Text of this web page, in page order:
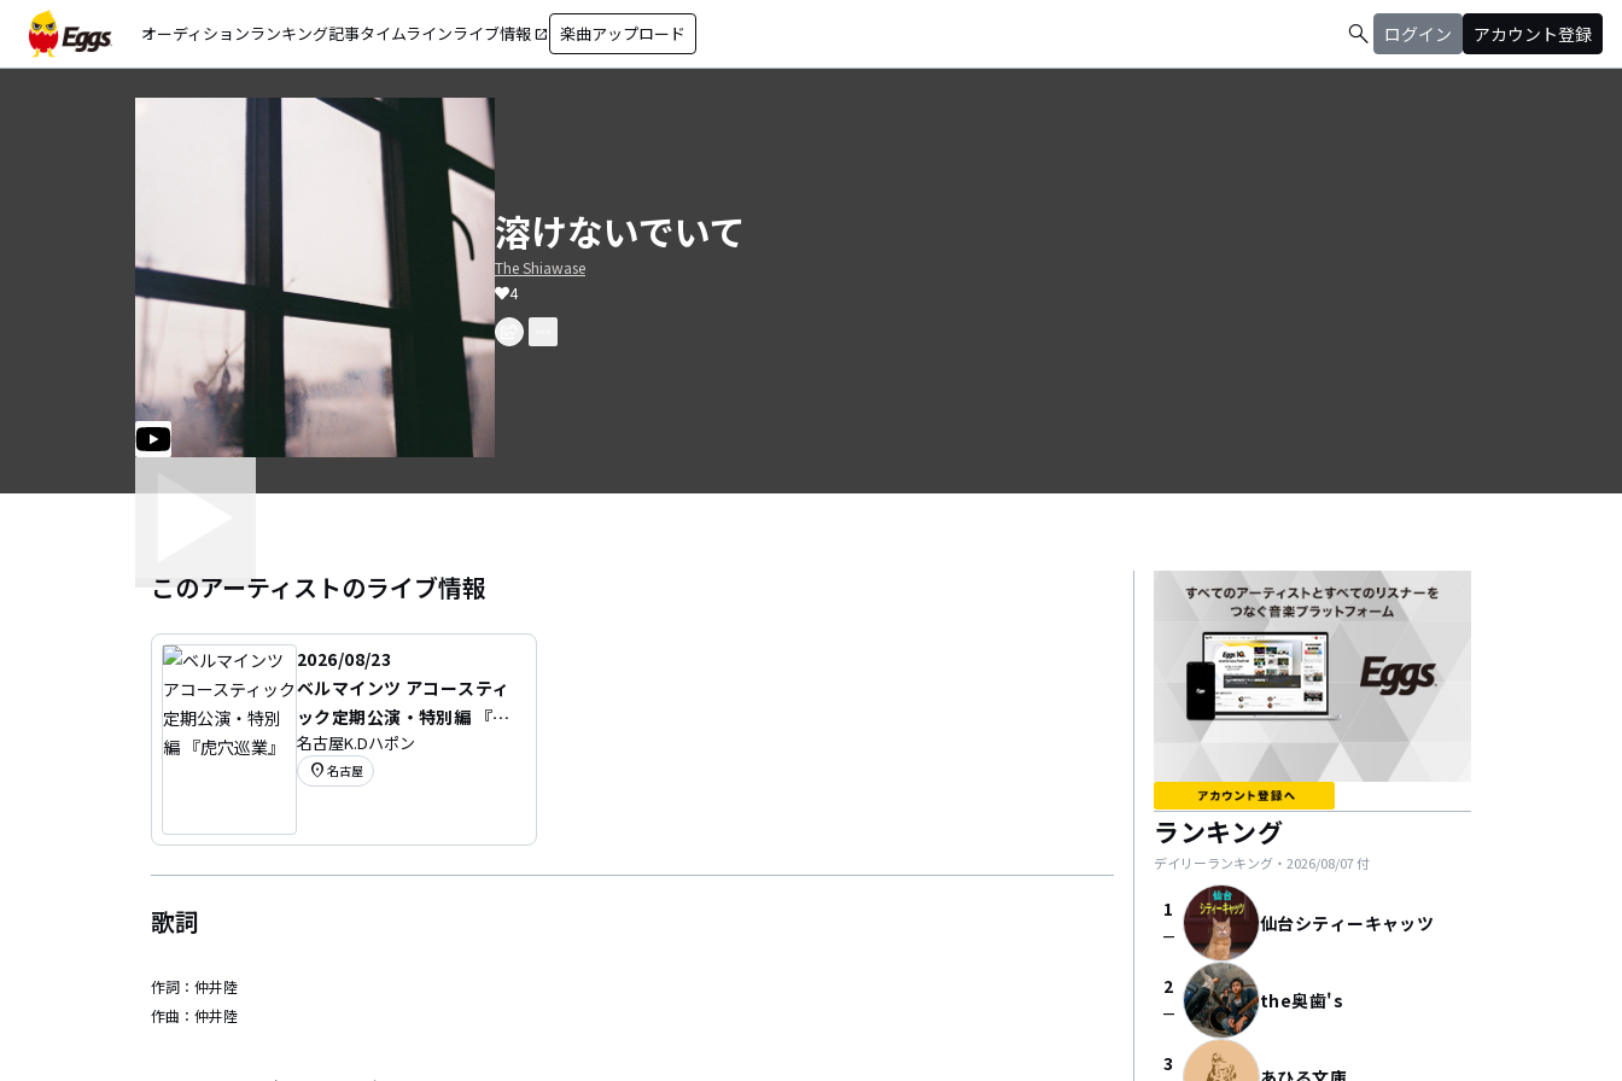
オーディションランキング記事タイムラインライブ情報 open_in_new 楽曲アップロード search ログイン アカウント登録
溶けないでいて
The Shiawase
4
このアーティストのライブ情報
2026/08/23
ベルマインツ アコースティ
ック定期公演・特別編 『虎
穴巡業』
名古屋K.Dハポン
location_on 名古屋
歌詞
作詞： 仲井陸
作曲： 仲井陸
ランキング
デイリーランキング・ 2026/08/07付
1
check_indeterminate_small 仙台シティーキャッツ
2
check_indeterminate_small the奥歯's
3